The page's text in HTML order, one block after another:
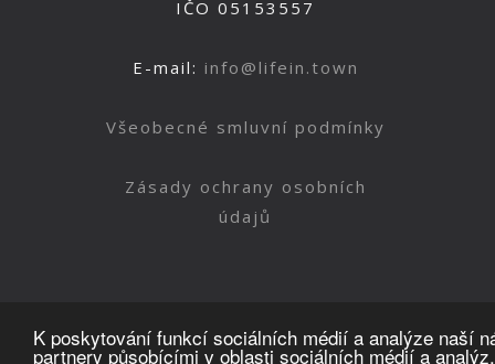
K poskytování funkcí sociálních médií a analýze naší
partnery působícími v oblasti sociálních médií a analýz.
IČO 05153557
E-mail: info@lifein.town
Všeobecné smluvní podmínky
Zásady ochrany osobních
údajů